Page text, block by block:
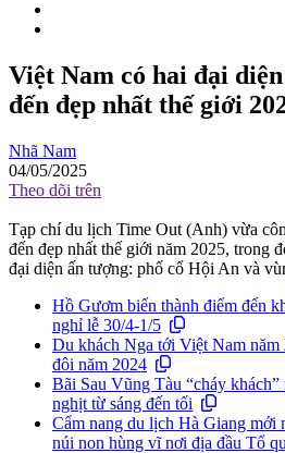
Việt Nam có hai đại
đến đẹp nhất thế giới
Nhã Nam
04/05/2025
Theo dõi trên
Tạp chí du lịch Time Out (Anh) vừa
đến đẹp nhất thế giới năm 2025, trong
đại diện ấn tượng: phố cổ Hội An và
Hồ Gươm biến thành điểm đến
nghỉ lễ 30/4-1/5
Du khách Nga tới Việt Nam năm
đôi năm 2024
Bãi Sau Vũng Tàu “cháy
nghịt từ sáng đến tối
Cẩm nang du lịch Hà Giang mới
núi non hùng vĩ nơi địa đầu Tổ